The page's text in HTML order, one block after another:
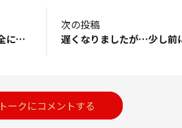
台風が近づいてきました🌀 皆さまご安全にお過ごし下さい。 ひどい災害が起こりません様に🙏
次の投稿
トークにコメントする